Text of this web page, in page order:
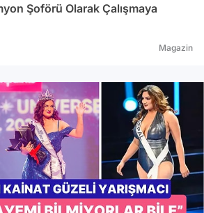
Şoförü Olarak Çalışmaya
Magazin